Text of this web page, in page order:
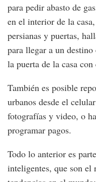
para pedir abasto de
en el interior de la
persianas y puertas,
para llegar a un
la puerta de la casa
También es posible
urbanos desde el
fotografías y video, o
programar pagos.
Todo lo anterior es
inteligentes, que son el